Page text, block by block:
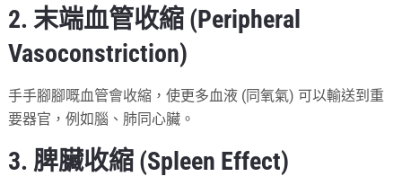
2. 末端血管收縮 (Peripheral
Vasoconstriction)
手手腳腳嘅血管會收縮，使更多血液 (同氧氣) 可以輸送到重
要器官，例如腦、肺同心臟。
3. 脾臟收縮 (Spleen Effect)